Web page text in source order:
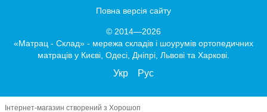
Повна версія сайту
© 2014—2026
«Матрац - Склад» - мережа складів і шоурумів ортопедичних
матраців у Києві, Одесі, Дніпрі, Львові та Харкові.
Укр Рус
Інтернет-магазин створений з Хорошоп